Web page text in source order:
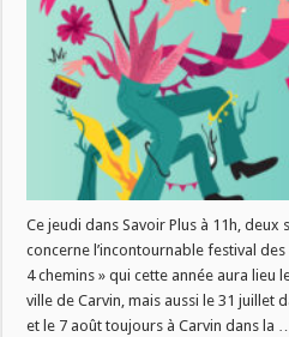
Ce jeudi dans Savoir Plus à 11h,
concerne l’incontournable festival
4 chemins » qui cette année aura lieu
ville de Carvin, mais aussi le 31 juillet
et le 7 août toujours à Carvin dans la